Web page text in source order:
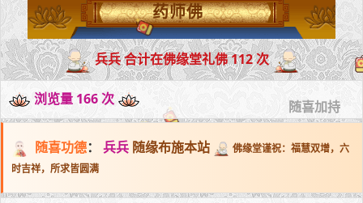
药师佛
兵兵 合计在佛缘堂礼佛 112 次
浏览量 166 次 随喜加持
随喜功德： 兵兵 随缘布施本站
佛缘堂谨祝：福慧双增，六
时吉祥，所求皆圆满